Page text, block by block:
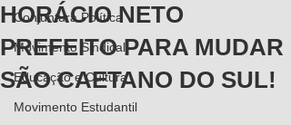
Conjuntura Política
Movimento Sindical
Educação e Cultura
Movimento Estudantil
HORÁCIO NETO
PREFEITO PARA MUDAR
SÃO CAETANO DO SUL!